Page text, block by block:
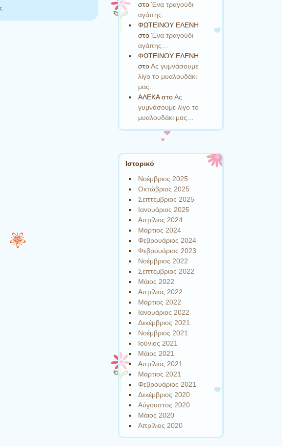
στοΈνα τραγούδι
αγάπης…
ΦΩΤΕΙΝΟΥ ΕΛΕΝΗ
στοΈνα τραγούδι
αγάπης…
ΦΩΤΕΙΝΟΥ ΕΛΕΝΗ
στοΑς γυμνάσουμε
λίγο το μυαλουδάκι
μας…
ΑΛΕΚΑστοΑς
γυμνάσουμε λίγο το
μυαλουδάκι μας…
Ιστορικό
Νοέμβριος 2025
Οκτώβριος 2025
Σεπτέμβριος 2025
Ιανουάριος 2025
Απρίλιος 2024
Μάρτιος 2024
Φεβρουάριος 2024
Φεβρουάριος 2023
Νοέμβριος 2022
Σεπτέμβριος 2022
Μάιος 2022
Απρίλιος 2022
Μάρτιος 2022
Ιανουάριος 2022
Δεκέμβριος 2021
Νοέμβριος 2021
Ιούνιος 2021
Μάιος 2021
Απρίλιος 2021
Μάρτιος 2021
Φεβρουάριος 2021
Δεκέμβριος 2020
Αύγουστος 2020
Μάιος 2020
Απρίλιος 2020